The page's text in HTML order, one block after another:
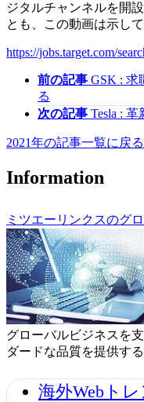
ジタルチャンネルを開設
とも、この動画は示して
https://jobs.target.com/
前の記事 GSK : 求
る
次の記事 Tesla :
2021年の記事一覧に戻る
Information
ミツエーリンクスのグ
グローバルビジネスを
ダードな品質を提供す
海外Webト